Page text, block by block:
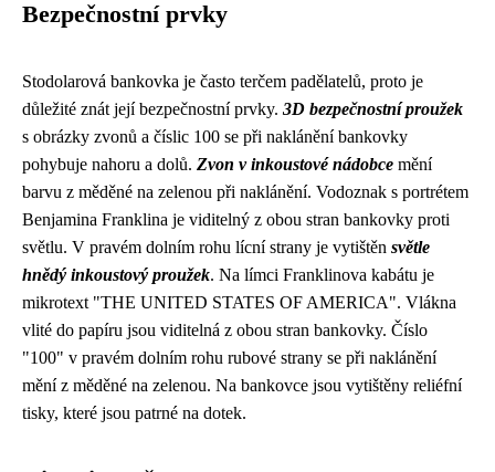
Bezpečnostní prvky
Stodolarová bankovka je často terčem padělatelů, proto je
důležité znát její bezpečnostní prvky. 3D bezpečnostní proužek
s obrázky zvonů a číslic 100 se při naklánění bankovky
pohybuje nahoru a dolů. Zvon v inkoustové nádobce mění
barvu z měděné na zelenou při naklánění. Vodoznak s portrétem
Benjamina Franklina je viditelný z obou stran bankovky proti
světlu. V pravém dolním rohu lícní strany je vytištěn světle
hnědý inkoustový proužek. Na límci Franklinova kabátu je
mikrotext "THE UNITED STATES OF AMERICA". Vlákna
vlité do papíru jsou viditelná z obou stran bankovky. Číslo
"100" v pravém dolním rohu rubové strany se při naklánění
mění z měděné na zelenou. Na bankovce jsou vytištěny reliéfní
tisky, které jsou patrné na dotek.